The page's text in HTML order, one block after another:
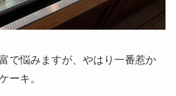
で悩みますが、やはり一番惹か
ーキ。